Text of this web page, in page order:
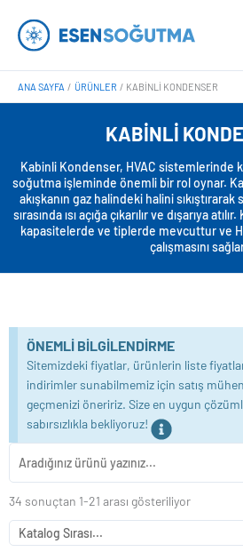
atla
ANA SAYFA ÜRÜNLER KABINLI KONDENSER
KABINLI
Kabinli Kondenser, HVAC sistemlerinde
soğutma işleminde önemli bir rol oynar.
akışkanın gaz halindeki halini
sırasında ısı açığa çıkarılır ve dışarıya
kapasitelerde ve tiplerde mevcuttur ve
çalışmasını
ÖNEMLI BILGILENDIRME
Sitemizdeki fiyatlar, ürünlerin liste
indirimler sunabilmemiz için satış
geçmenizi öneririz. Size en uygun
sabırsızlıkla bekliyoruz!
34 sonuçtan 1-21 arası gösteriliyor